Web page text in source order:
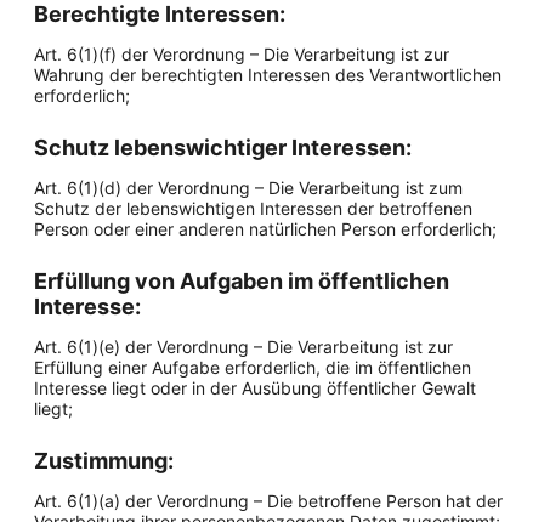
Berechtigte Interessen:
Art. 6(1)(f) der Verordnung – Die Verarbeitung ist zur
Wahrung der berechtigten Interessen des Verantwortlichen
erforderlich;
Schutz lebenswichtiger Interessen:
Art. 6(1)(d) der Verordnung – Die Verarbeitung ist zum
Schutz der lebenswichtigen Interessen der betroffenen
Person oder einer anderen natürlichen Person erforderlich;
Erfüllung von Aufgaben im öffentlichen
Interesse:
Art. 6(1)(e) der Verordnung – Die Verarbeitung ist zur
Erfüllung einer Aufgabe erforderlich, die im öffentlichen
Interesse liegt oder in der Ausübung öffentlicher Gewalt
liegt;
Zustimmung:
Art. 6(1)(a) der Verordnung – Die betroffene Person hat der